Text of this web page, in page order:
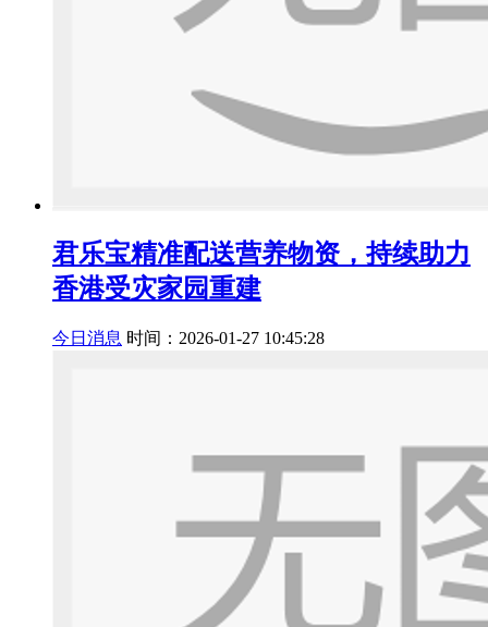
君乐宝精准配送营养物资，持续助力
香港受灾家园重建
今日消息 时间：2026-01-27 10:45:28